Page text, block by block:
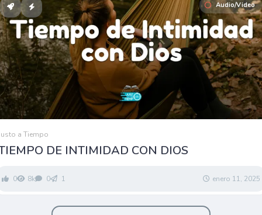
Audio/Video
a Tiempo
DE INTIMIDAD CON DIOS
0 8k 0 1 enero 11, 2025